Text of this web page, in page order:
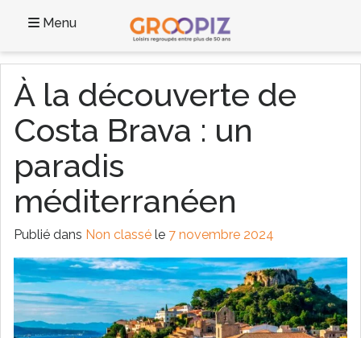
Menu
À la découverte de
Costa Brava : un
paradis
méditerranéen
Publié dans Non classé le 7 novembre 2024